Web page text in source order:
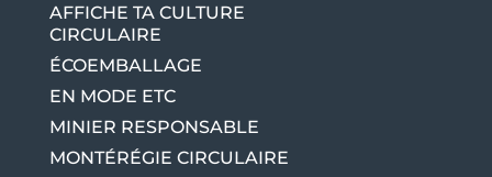
AFFICHE TA CULTURE
CIRCULAIRE
ÉCOEMBALLAGE
EN MODE ETC
MINIER RESPONSABLE
MONTÉRÉGIE CIRCULAIRE